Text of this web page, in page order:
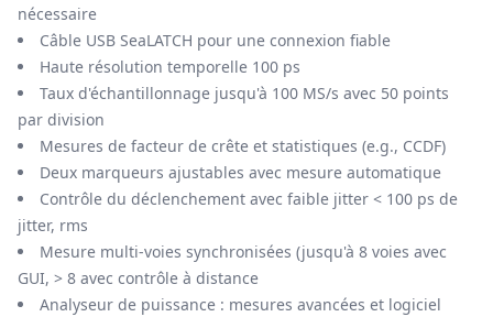
nécessaire
Câble USB SeaLATCH pour une connexion fiable
Haute résolution temporelle 100 ps
Taux d'échantillonnage jusqu'à 100 MS/s avec 50 points
par division
Mesures de facteur de crête et statistiques (e.g., CCDF)
Deux marqueurs ajustables avec mesure automatique
Contrôle du déclenchement avec faible jitter < 100 ps de
jitter, rms
Mesure multi-voies synchronisées (jusqu'à 8 voies avec
GUI, > 8 avec contrôle à distance
Analyseur de puissance : mesures avancées et logiciel